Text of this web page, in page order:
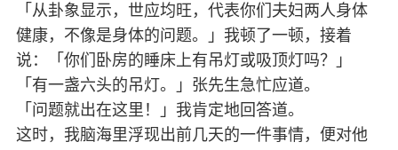
「从卦象显示，世应均旺，代表你们夫妇两人身体
健康，不像是身体的问题。」我顿了一顿，接着
说：「你们卧房的睡床上有吊灯或吸顶灯吗？」
「有一盏六头的吊灯。」张先生急忙应道。
「问题就出在这里！」我肯定地回答道。
这时，我脑海里浮现出前几天的一件事情，便对他